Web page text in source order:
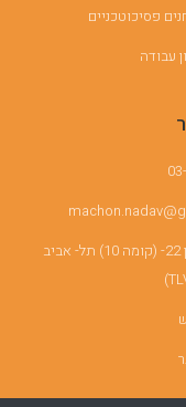
פסיכוטכניים
עבודה
סעדיה גאון 22- (קומה 10) תל- אביב